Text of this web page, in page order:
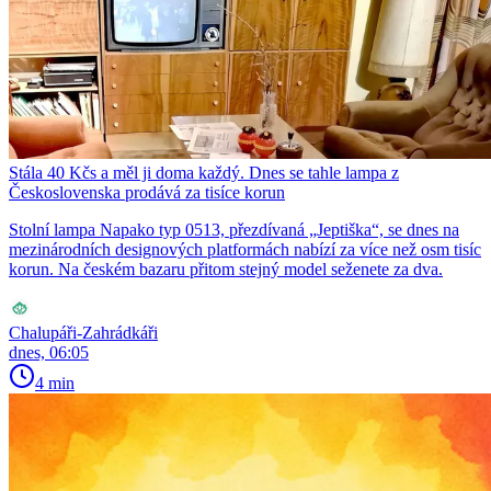
Stála 40 Kčs a měl ji doma každý. Dnes se tahle lampa z
Československa prodává za tisíce korun
Stolní lampa Napako typ 0513, přezdívaná „Jeptiška“, se dnes na
mezinárodních designových platformách nabízí za více než osm tisíc
korun. Na českém bazaru přitom stejný model seženete za dva.
Chalupáři-Zahrádkáři
dnes, 06:05
4 min